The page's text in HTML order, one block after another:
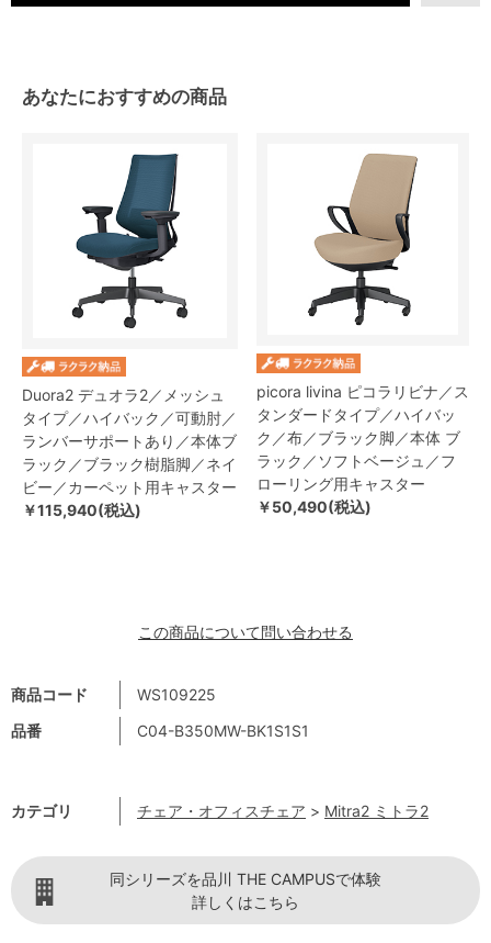
商品コード
WS109225
品番
C04-B350MW-BK1S1S1
カテゴリ チェア・オフィスチェア > Mitra2 ミトラ2
あなたにおすすめの商品
Duora2 デュオラ2／メッシュ
タイプ／ハイバック／可動肘／
ランバーサポートあり／本体ブ
ラック／ブラック樹脂脚／ネイ
ビー／カーペット用キャスター
￥115,940(税込)
picora livina ピコラリビナ／ス
タンダードタイプ／ハイバッ
ク／布／ブラック脚／本体 ブ
ラック／ソフトベージュ／フ
ローリング用キャスター
￥50,490(税込)
この商品について問い合わせる
同シリーズを品川 THE CAMPUSで体験
詳しくはこちら